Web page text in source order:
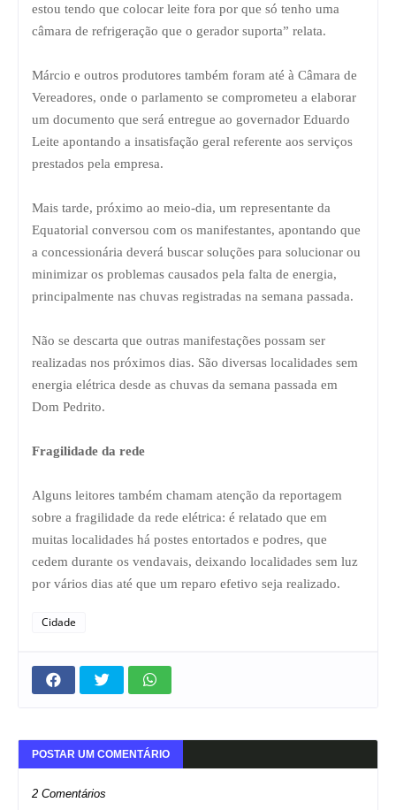
estou tendo que colocar leite fora por que só tenho uma
câmara de refrigeração que o gerador suporta” relata.
Márcio e outros produtores também foram até à Câmara de
Vereadores, onde o parlamento se comprometeu a elaborar
um documento que será entregue ao governador Eduardo
Leite apontando a insatisfação geral referente aos serviços
prestados pela empresa.
Mais tarde, próximo ao meio-dia, um representante da
Equatorial conversou com os manifestantes, apontando que
a concessionária deverá buscar soluções para solucionar ou
minimizar os problemas causados pela falta de energia,
principalmente nas chuvas registradas na semana passada.
Não se descarta que outras manifestações possam ser
realizadas nos próximos dias. São diversas localidades sem
energia elétrica desde as chuvas da semana passada em
Dom Pedrito.
Fragilidade da rede
Alguns leitores também chamam atenção da reportagem
sobre a fragilidade da rede elétrica: é relatado que em
muitas localidades há postes entortados e podres, que
cedem durante os vendavais, deixando localidades sem luz
por vários dias até que um reparo efetivo seja realizado.
Cidade
POSTAR UM COMENTÁRIO
2 Comentários